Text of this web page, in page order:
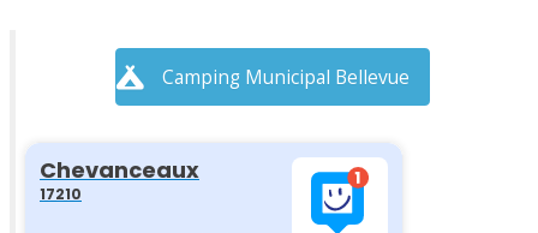
Camping Municipal Bellevue